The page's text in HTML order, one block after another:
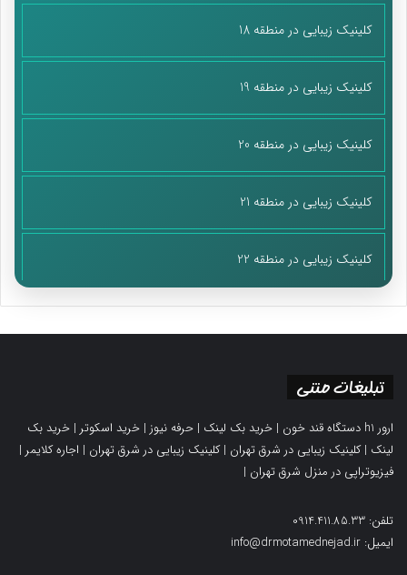
کلینیک زیبایی در منطقه 18
کلینیک زیبایی در منطقه 19
کلینیک زیبایی در منطقه 20
کلینیک زیبایی در منطقه 21
کلینیک زیبایی در منطقه 22
تبلیغات متنی
ارور h1 دستگاه قند خون | خرید بک لینک | حرفه نیوز | خرید اسکوتر | خرید بک
لینک |کلینیک زیبایی در شرق تهران |کلینیک زیبایی در شرق تهران | اجاره کلایمر |
فیزیوتراپی در منزل شرق تهران |
تلفن: 0914.411.85.33
ایمیل: info@drmotamednejad.ir